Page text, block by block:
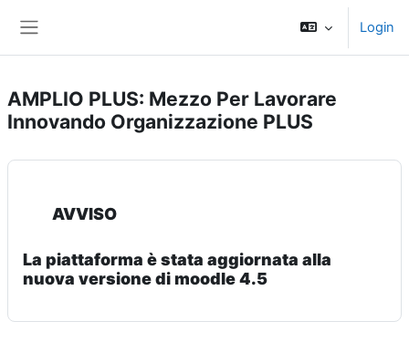
Login
AMPLIO PLUS: Mezzo Per Lavorare
Innovando Organizzazione PLUS
AVVISO
La piattaforma è stata aggiornata alla
nuova versione di moodle 4.5